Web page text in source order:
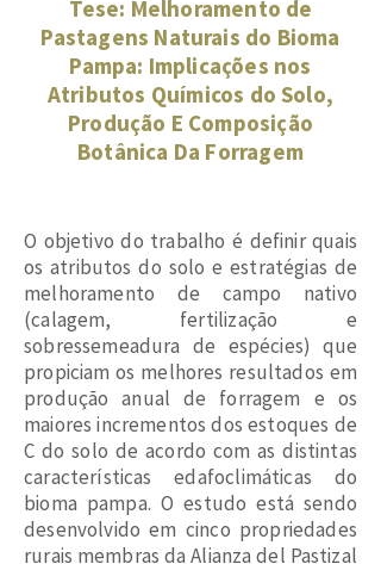
Tese: Melhoramento de
Pastagens Naturais do Bioma
Pampa: Implicações nos
Atributos Químicos do Solo,
Produção E Composição
Botânica Da Forragem
O objetivo do trabalho é definir quais
os atributos do solo e estratégias de
melhoramento de campo nativo
(calagem, fertilização e
sobressemeadura de espécies) que
propiciam os melhores resultados em
produção anual de forragem e os
maiores incrementos dos estoques de
C do solo de acordo com as distintas
características edafoclimáticas do
bioma pampa. O estudo está sendo
desenvolvido em cinco propriedades
rurais membras da Alianza del Pastizal